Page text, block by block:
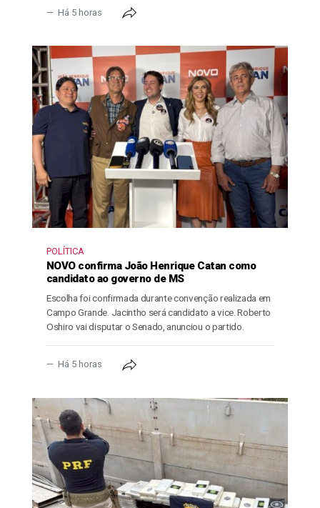
Há 5 horas
POLÍTICA
NOVO confirma João Henrique Catan como
candidato ao governo de MS
Escolha foi confirmada durante convenção realizada em
Campo Grande. Jacintho será candidato a vice. Roberto
Oshiro vai disputar o Senado, anunciou o partido.
Há 5 horas